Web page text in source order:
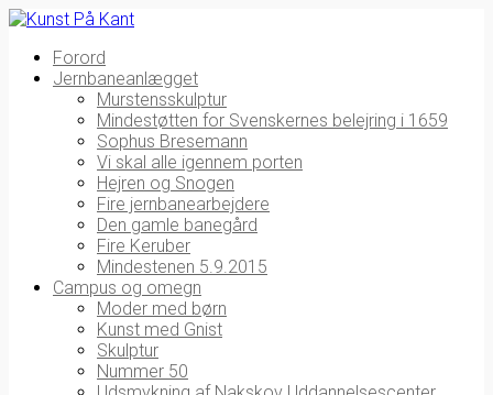
Forord
Jernbaneanlægget
Murstensskulptur
Mindestøtten for Svenskernes belejring i 1659
Sophus Bresemann
Vi skal alle igennem porten
Hejren og Snogen
Fire jernbanearbejdere
Den gamle banegård
Fire Keruber
Mindestenen 5.9.2015
Campus og omegn
Moder med børn
Kunst med Gnist
Skulptur
Nummer 50